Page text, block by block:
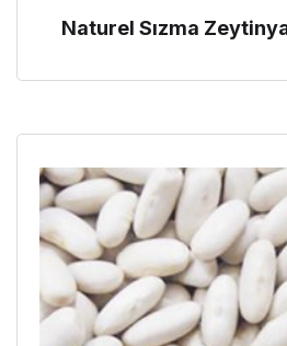
Naturel Sızma